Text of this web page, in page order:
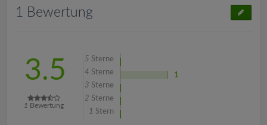
1 Bewertung
3.5
1 Bewertung
5 Sterne
4 Sterne
1
3 Sterne
2 Sterne
1 Stern